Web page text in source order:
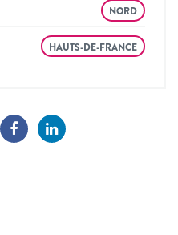
NORD
HAUTS-DE-FRANCE